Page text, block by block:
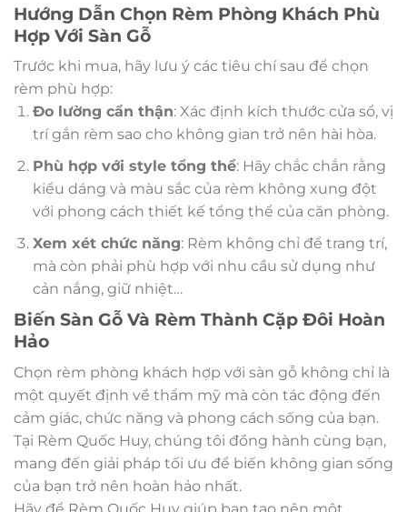
Hướng Dẫn Chọn Rèm Phòng Khách Phù
Hợp Với Sàn Gỗ
Trước khi mua, hãy lưu ý các tiêu chí sau để chọn
rèm phù hợp:
Đo lường cẩn thận: Xác định kích thước cửa sổ, vị
trí gắn rèm sao cho không gian trở nên hài hòa.
Phù hợp với style tổng thể: Hãy chắc chắn rằng
kiểu dáng và màu sắc của rèm không xung đột
với phong cách thiết kế tổng thể của căn phòng.
Xem xét chức năng: Rèm không chỉ để trang trí,
mà còn phải phù hợp với nhu cầu sử dụng như
cản nắng, giữ nhiệt…
Biến Sàn Gỗ Và Rèm Thành Cặp Đôi Hoàn
Hảo
Chọn rèm phòng khách hợp với sàn gỗ không chỉ là
một quyết định về thẩm mỹ mà còn tác động đến
cảm giác, chức năng và phong cách sống của bạn.
Tại Rèm Quốc Huy, chúng tôi đồng hành cùng bạn,
mang đến giải pháp tối ưu để biến không gian sống
của bạn trở nên hoàn hảo nhất.